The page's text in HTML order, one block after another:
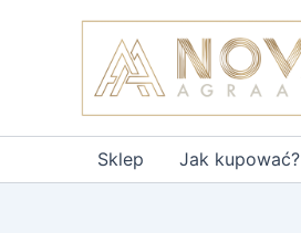
Sklep Jak kupować?